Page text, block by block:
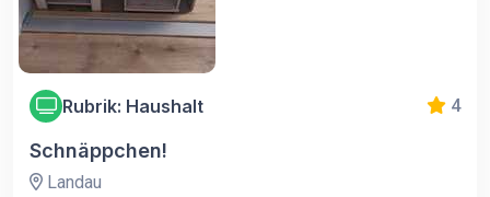
Rubrik: Haushalt 4
Schnäppchen!
Landau